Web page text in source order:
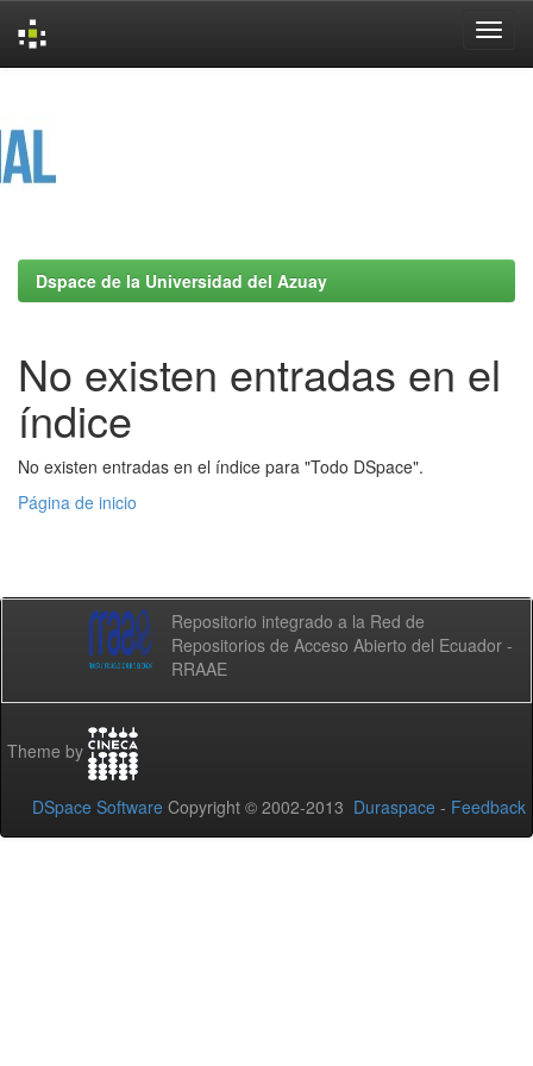
Dspace de la Universidad del Azuay
No existen entradas en el
índice
No existen entradas en el índice para "Todo DSpace".
Página de inicio
Repositorio integrado a la Red de
Repositorios de Acceso Abierto del Ecuador -
RRAAE
Theme by
DSpace Software Copyright © 2002-2013 Duraspace - Feedback